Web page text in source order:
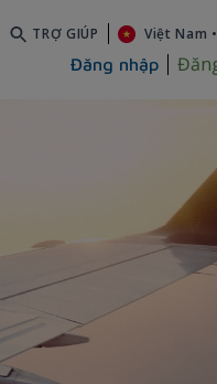
TRỢ GIÚP Việt Nam •
Đăng nhập